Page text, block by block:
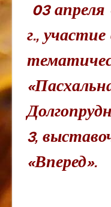
03
г., участие
3,
«Вперед».